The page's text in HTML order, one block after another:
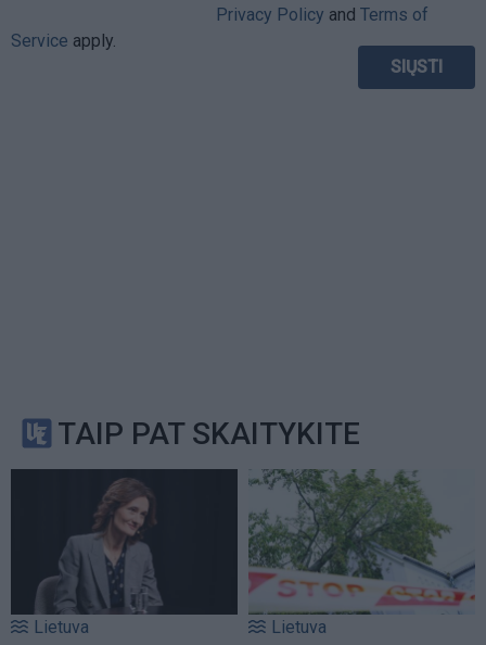
Privacy Policy and Terms of
Service apply.
TAIP PAT SKAITYKITE
Lietuva Lietuva